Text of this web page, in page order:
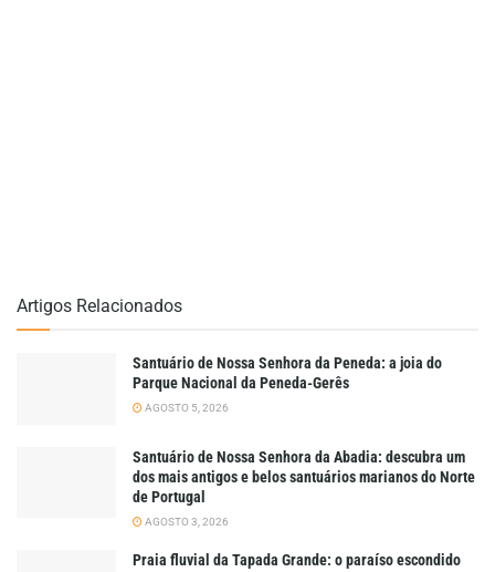
Artigos Relacionados
Santuário de Nossa Senhora da Peneda: a joia do
Parque Nacional da Peneda-Gerês
AGOSTO 5, 2026
Santuário de Nossa Senhora da Abadia: descubra um
dos mais antigos e belos santuários marianos do Norte
de Portugal
AGOSTO 3, 2026
Praia fluvial da Tapada Grande: o paraíso escondido